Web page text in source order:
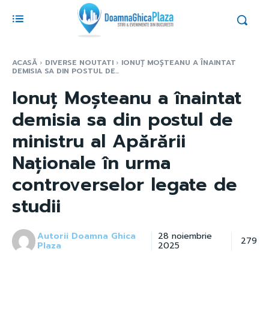
ACASĂ DIVERSE NOUTATI IONUȚ MOȘTEANU A ÎNAINTAT
DEMISIA SA DIN POSTUL DE...
Ionuț Moșteanu a înaintat
demisia sa din postul de
ministru al Apărării
Naționale în urma
controverselor legate de
studii
Autorii Doamna Ghica
Plaza
28 noiembrie
2025 279